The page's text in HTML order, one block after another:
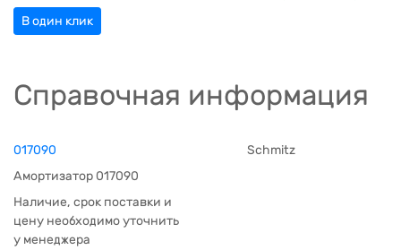
В один клик
Справочная информация
017090
Schmitz
Амортизатор 017090
Наличие, срок поставки и
цену необходимо уточнить
у менеджера